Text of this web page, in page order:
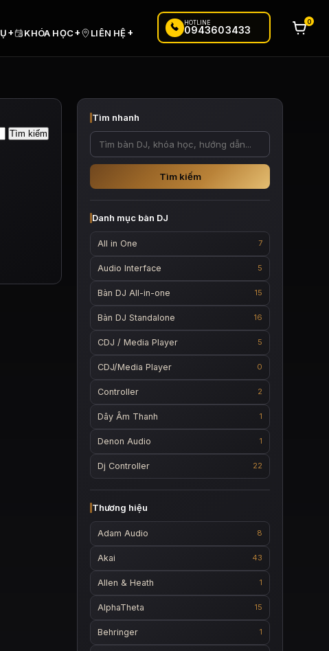
+ KHÓA HỌC+ LIÊN HỆ +
HOTLINE
0943603433
0
Tìm nhanh
Tìm kiếm
Danh mục bàn DJ
All in One 7
Audio Interface 5
Bàn DJ All-in-one 15
Bàn DJ Standalone 16
CDJ / Media Player 5
CDJ/Media Player 0
Controller 2
Dây Âm Thanh 1
Denon Audio 1
Dj Controller 22
Thương hiệu
Adam Audio 8
Akai 43
Allen & Heath 1
AlphaTheta 15
Behringer 1